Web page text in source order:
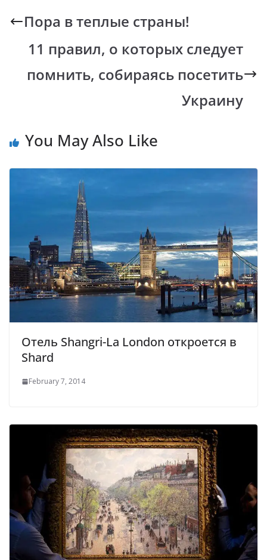
b
o
o
k
s
A
p
p
y
Li
n
k
gr
a
m
Пора в теплые страны!
11 правил, о которых следует
помнить, собираясь посетить
Украину
You May Also Like
Отель Shangri-La London откроется в
Shard
February 7, 2014